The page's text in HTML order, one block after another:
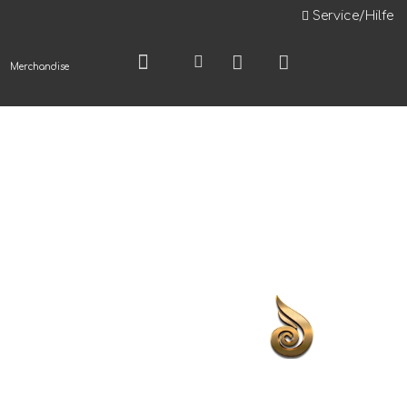
Service/Hilfe
Merchandise